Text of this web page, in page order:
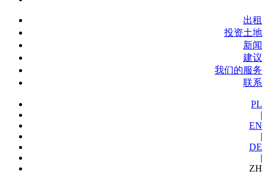
出租
投资土地
新闻
建议
我们的服务
联系
PL
|
EN
|
DE
|
ZH